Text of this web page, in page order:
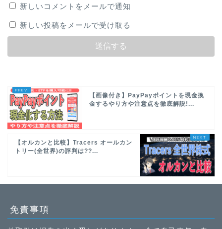
新しいコメントをメールで通知
新しい投稿をメールで受け取る
【画像付き】PayPayポイントを現金換
金するやり方や注意点を徹底解説!...
【オルカンと比較】Tracers オールカン
トリー(全世界)の評判は??...
免責事項